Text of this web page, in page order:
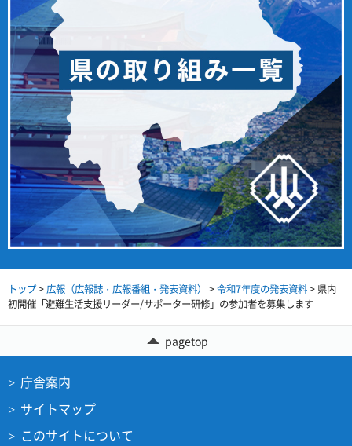
トップ>広報（広報誌・広報番組・発表資料） >令和7年度の発表資料> 県内
初開催「避難生活支援リーダー/サポーター研修」の参加者を募集します
pagetop
庁舎案内
サイトマップ
このサイトについて